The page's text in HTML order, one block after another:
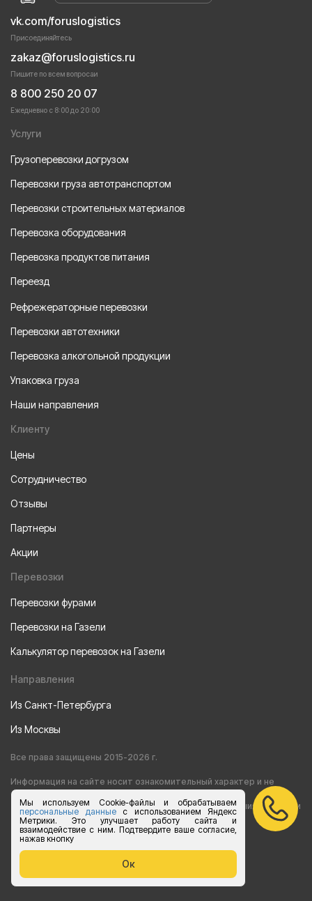
Мы используем Cookie-файлы и обрабатываем
персональные данныес использованием Яндекс
Метрики. Это улучшает работу сайта и
взаимодействие с ним. Подтвердите ваше согласие,
нажав кнопку
Ок
vk.com/foruslogistics
Присоединяйтесь
zakaz@foruslogistics.ru
Пишите по всем вопросаи
8 800 250 20 07
Ежедневно с 8:00 до 20:00
Услуги
Грузоперевозки догрузом
Перевозки груза автотранспортом
Перевозки строительных материалов
Перевозка оборудования
Перевозка продуктов питания
Переезд
Рефрежераторные перевозки
Перевозки автотехники
Перевозка алкогольной продукции
Упаковка груза
Наши направления
Клиенту
Цены
Сотрудничество
Отзывы
Партнеры
Акции
Перевозки
Перевозки фурами
Перевозки на Газели
Калькулятор перевозок на Газели
Направления
Из Санкт-Петербурга
Из Москвы
Все права защищены 2015-2026 г.
Информация на сайте носит ознакомительный характер и не
является публичной офертой, определяемой положениями статьи
437 Гражданского кодекса РФ
Согласие на обработку персональных данных
Политика конфиденциальности